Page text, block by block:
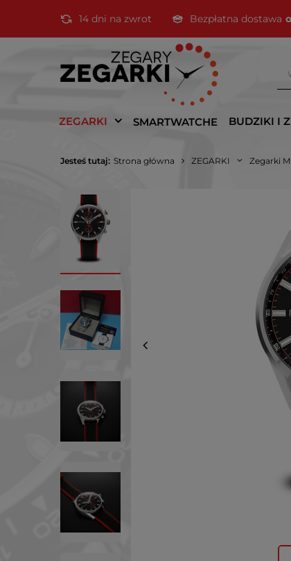
14 dni na zwrot Bezpłatna dostawa
ZEGARKI SMARTWATCHE BUDZIKI I
Jesteś tutaj: Strona główna ZEGARKI Zegarki